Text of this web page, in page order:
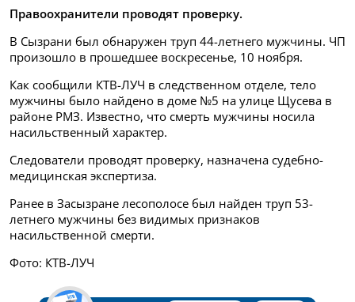
Правоохранители проводят проверку.
В Сызрани был обнаружен труп 44-летнего мужчины. ЧП
произошло в прошедшее воскресенье, 10 ноября.
Как сообщили КТВ-ЛУЧ в следственном отделе, тело
мужчины было найдено в доме №5 на улице Щусева в
районе РМЗ. Известно, что смерть мужчины носила
насильственный характер.
Следователи проводят проверку, назначена судебно-
медицинская экспертиза.
Ранее в Засызране лесополосе был найден труп 53-
летнего мужчины без видимых признаков
насильственной смерти.
Фото: КТВ-ЛУЧ